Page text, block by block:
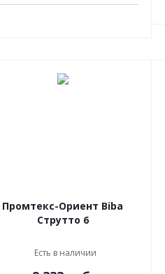
Промтекс-Ориент Biba
Струтто 6
Есть в наличии